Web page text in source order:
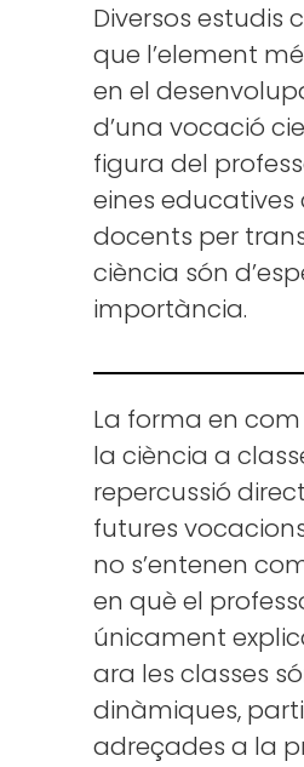
Diversos estudis
que l’element
en el
d’una vocació
figura del
eines educatives
docents per
ciència són
importància.
La forma en com
la ciència a
repercussió
futures
no s’entenen
en què el
únicament
ara les classes
dinàmiques,
adreçades a la